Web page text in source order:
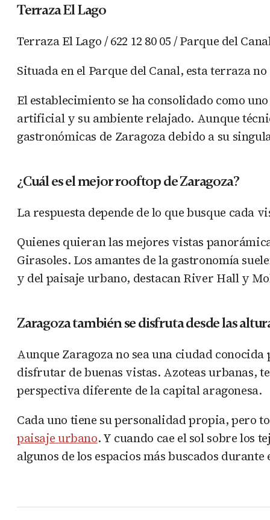
Terraza El Lago
Terraza El Lago / 622 12 80 05 / Parque del
Situada en el Parque del Canal, esta terraza
El establecimiento se ha consolidado como
artificial y su ambiente relajado. Aunque
gastronómicas de Zaragoza debido a su
¿Cuál es el mejor rooftop de Zaragoza?
La respuesta depende de lo que busque cada
Quienes quieran las mejores vistas
Girasoles. Los amantes de la gastronomía
y del paisaje urbano, destacan River Hall y
Zaragoza también se disfruta desde las
Aunque Zaragoza no sea una ciudad
disfrutar de buenas vistas. Azoteas urbanas,
perspectiva diferente de la capital aragonesa.
Cada uno tiene su personalidad propia, pero
paisaje urbano. Y cuando cae el sol sobre los
algunos de los espacios más buscados durante